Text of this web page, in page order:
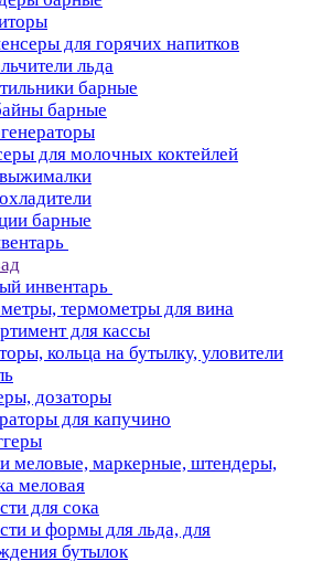
для горячих напитков
льда
барные
барные
для молочных коктейлей
барные
инвентарь
термометры для вина
для кассы
кольца на бутылку, уловители
дозаторы
для капучино
меловые, маркерные, штендеры,
меловая
для сока
и формы для льда, для
бутылок